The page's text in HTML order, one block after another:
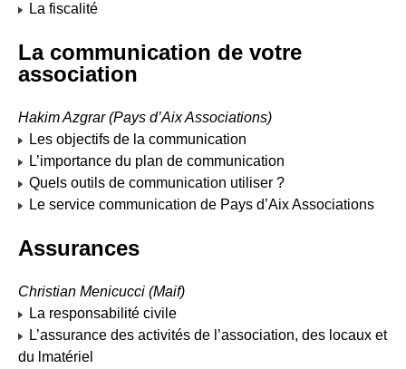
Courriel : accueil-vieassociative@ville-
La fiscalité
La communication de votre
association
Hakim Azgrar (Pays d’Aix Associations)
Les objectifs de la communication
L’importance du plan de communication
Quels outils de communication utiliser ?
Le service communication de Pays d’Aix Associations
Assurances
Christian Menicucci (Maif)
La responsabilité civile
L’assurance des activités de l’association, des locaux et
du lmatériel